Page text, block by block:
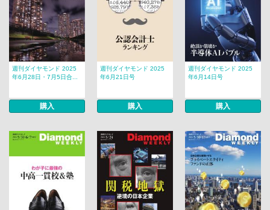
週刊ダイヤモンド 2025
年6月28日・7月5日合...
購入
週刊ダイヤモンド 2025
年6月21日号
購入
週刊ダイヤモンド 2025
年6月14日号
購入